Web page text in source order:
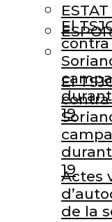
El
19
Actes
de la
El
19